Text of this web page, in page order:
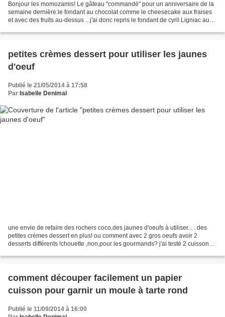
Bonjour les momozamis! Le gâteau "commandé" pour un anniversaire de la
semaine dernière:le fondant au chocolat comme le cheesecake aux fraises
et avec des fruits au-dessus ...j'ai donc repris le fondant de cyril Ligniac au
petites crèmes dessert pour utiliser les jaunes
d'oeuf
Publié le 21/05/2014 à 17:58
Par Isabelle Denimal
une envie de refaire des rochers coco,des jaunes d'oeufs à utiliser... . des
petites crèmes dessert en plus! ou comment avec 2 gros oeufs avoir 2
desserts différents !chouette ,non,pour les gourmands? j'ai testé 2 cuissons: -
comment découper facilement un papier
cuisson pour garnir un moule à tarte rond
Publié le 11/09/2014 à 16:00